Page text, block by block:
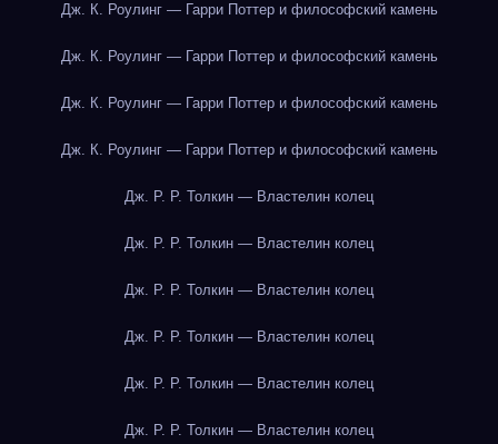
Дж. К. Роулинг — Гарри Поттер и философский камень
Дж. К. Роулинг — Гарри Поттер и философский камень
Дж. К. Роулинг — Гарри Поттер и философский камень
Дж. К. Роулинг — Гарри Поттер и философский камень
Дж. Р. Р. Толкин — Властелин колец
Дж. Р. Р. Толкин — Властелин колец
Дж. Р. Р. Толкин — Властелин колец
Дж. Р. Р. Толкин — Властелин колец
Дж. Р. Р. Толкин — Властелин колец
Дж. Р. Р. Толкин — Властелин колец